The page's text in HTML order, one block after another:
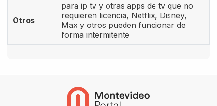
Otros
para ip tv y otras apps de tv que no
requieren licencia, Netflix, Disney,
Max y otros pueden funcionar de
forma intermitente